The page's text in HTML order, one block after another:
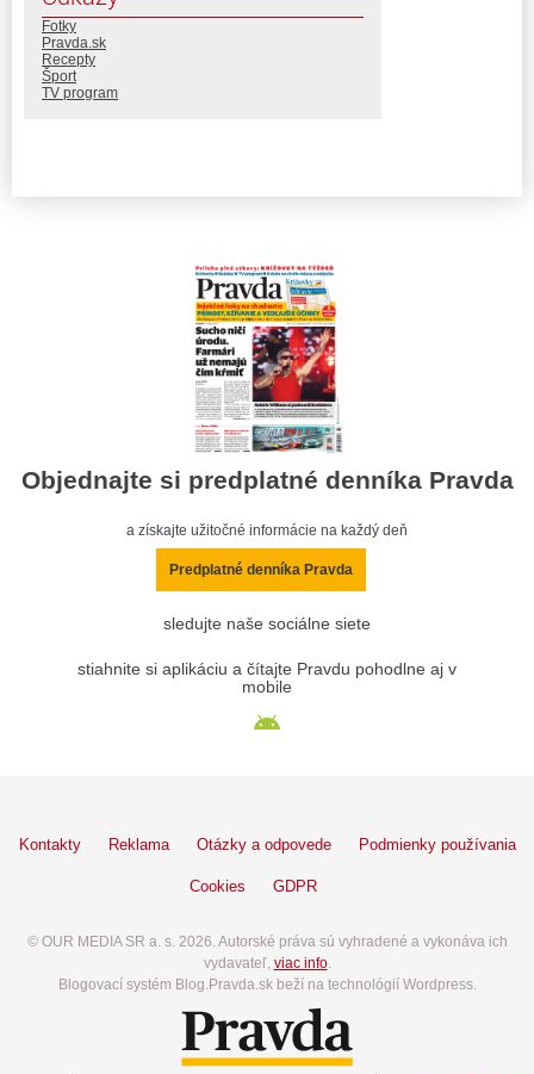
Fotky
Pravda.sk
Recepty
Šport
TV program
Objednajte si predplatné denníka Pravda
a získajte užitočné informácie na každý deň
Predplatné denníka Pravda
sledujte naše sociálne siete
stiahnite si aplikáciu a čítajte Pravdu pohodlne aj v
mobile
Kontakty Reklama Otázky a odpovede Podmienky používania
Cookies GDPR
© OUR MEDIA SR a. s. 2026. Autorské práva sú vyhradené a vykonáva ich
vydavateľ, viac info.
Blogovací systém Blog.Pravda.sk beží na technológií Wordpress.